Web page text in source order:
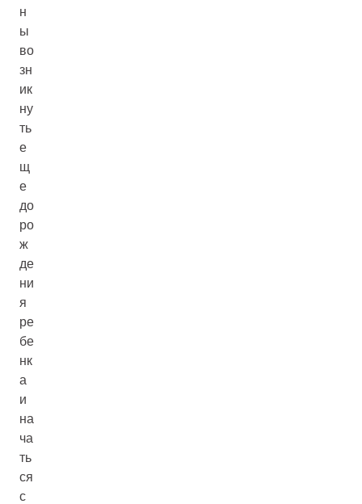
н
ы
во
зн
ик
ну
ть
е
щ
е
до
ро
ж
де
ни
я
ре
бе
нк
а
и
на
ча
ть
ся
с